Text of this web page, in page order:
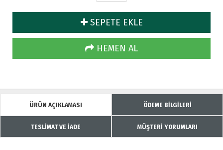
SEPETE EKLE
HEMEN AL
ÜRÜN AÇIKLAMASI ÖDEME BİLGİLERİ
TESLİMAT VE İADE MÜŞTERİ YORUMLARI